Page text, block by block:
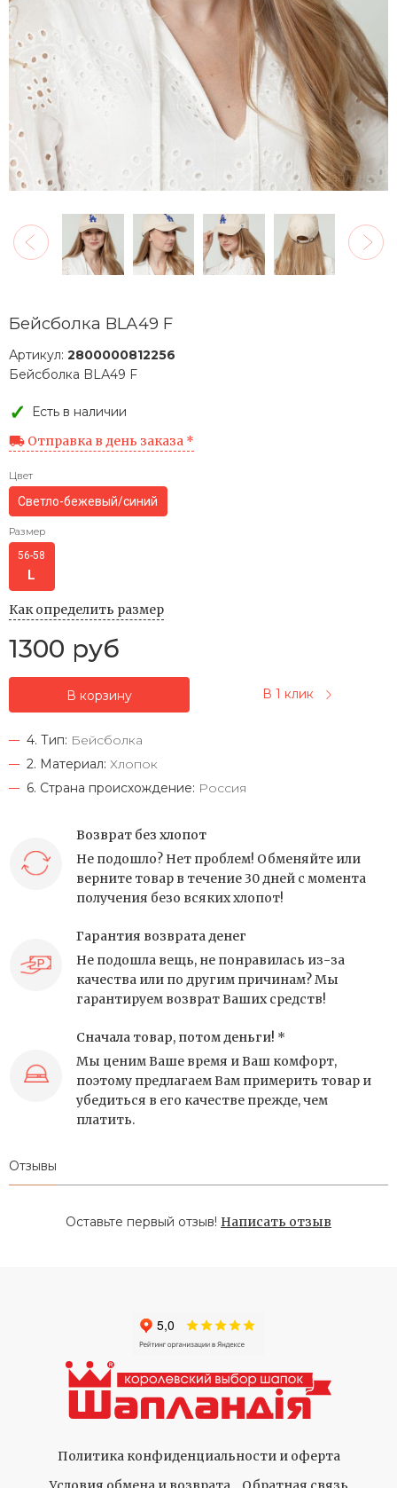
Бейсболка BLА49 F
Артикул: 2800000812256
Бейсболка BLА49 F
Есть в наличии
Отправка в день заказа *
Цвет
Светло-бежевый/синий
Размер
56-58
Как определить размер
1300 руб
В корзину В 1 клик
4. Тип: Бейсболка
2. Материал: Хлопок
6. Страна происхождение: Россия
Возврат без хлопот
Не подошло? Нет проблем! Обменяйте или
верните товар в течение 30 дней с момента
получения безо всяких хлопот!
Гарантия возврата денег
Не подошла вещь, не понравилась из-за
качества или по другим причинам? Мы
гарантируем возврат Ваших средств!
Сначала товар, потом деньги! *
Мы ценим Ваше время и Ваш комфорт,
поэтому предлагаем Вам примерить товар и
убедиться в его качестве прежде, чем
платить.
Отзывы
Оставьте первый отзыв! Написать отзыв
Политика конфиденциальности и оферта